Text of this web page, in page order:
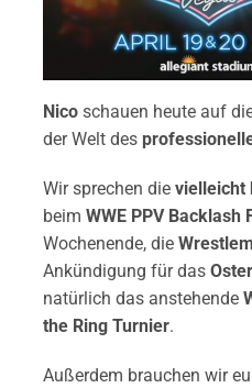
Nicoschauen heute auf
der Welt des
Wir sprechen die vielleicht
beim WWE PPV Backlash
Wochenende, die
Ankündigung für das
natürlich das anstehende
the Ring Turnier.
Außerdem brauchen wir